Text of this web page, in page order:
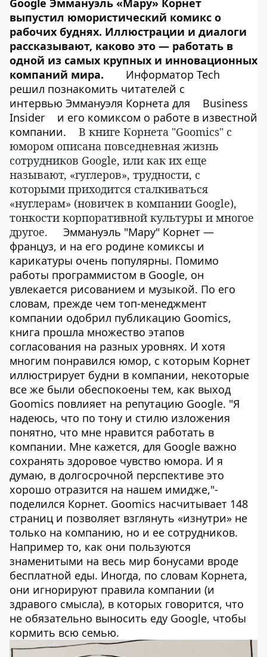
Google Эммануэль «Мару» Корнет
выпустил юмористический комикс о
рабочих буднях. Иллюстрации и диалоги
рассказывают, каково это — работать в
одной из самых крупных и инновационных
компаний мира.
Информатор Tech
решил познакомить читателей с
интервью Эммануэля Корнета для
Business
Insider
и его комиксом о работе в известной
компании.
В книге Корнета "Goomics" с
юмором описана повседневная жизнь
сотрудников Google, или как их еще
называют, «гуглеров», трудности, с
которыми приходится сталкиваться
«нуглерам» (новичек в компании Google),
тонкости корпоративной культуры и многое
другое.
Эммануэль "Мару" Корнет —
француз, и на его родине комиксы и
карикатуры очень популярны. Помимо
работы программистом в Google, он
увлекается рисованием и музыкой. По его
словам, прежде чем топ-менеджмент
компании одобрил публикацию Goomics,
книга прошла множество этапов
согласования на разных уровнях. И хотя
многим понравился юмор, с которым Корнет
иллюстрирует будни в компании, некоторые
все же были обеспокоены тем, как выход
Goomics повлияет на репутацию Google. "Я
надеюсь, что по тону и стилю изложения
понятно, что мне нравится работать в
компании. Мне кажется, для Google важно
сохранять здоровое чувство юмора. И я
думаю, в долгосрочной перспективе это
хорошо отразится на нашем имидже,"-
поделился Корнет. Goomics насчитывает 148
страниц и позволяет взглянуть «изнутри» не
только на компанию, но и ее сотрудников.
Например то, как они пользуются
знаменитыми на весь мир бонусами вроде
бесплатной еды. Иногда, по словам Корнета,
они игнорируют правила компании (и
здравого смысла), в которых говорится, что
не обязательно выносить еду Google, чтобы
кормить всю семью.